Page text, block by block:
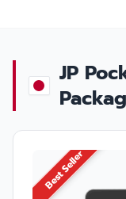
JP
Best Seller